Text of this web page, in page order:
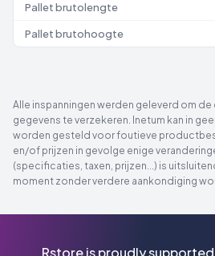
Pallet brutolengte
Pallet brutohoogte
Alle inspanningen werden geleverd om
gegevens te verzekeren. Inetum kan in
worden gesteld voor foutieve
en/of prijzen in gevolge enige
(specificaties, taxen, prijzen...) is
moment zonder verdere aankondiging
Rstore is proudly